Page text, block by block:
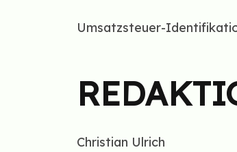
Umsatzsteuer-
Christian Ulrich